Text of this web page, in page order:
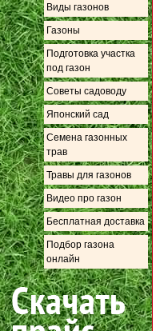
Виды газонов
Газоны
Подготовка участка
под газон
Советы садоводу
Японский сад
Семена газонных
трав
Травы для газонов
Видео про газон
Бесплатная доставка
Подбор газона
онлайн